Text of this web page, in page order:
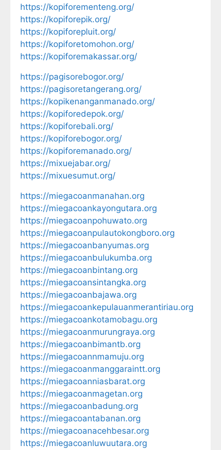
https://kopiforementeng.org/
https://kopiforepik.org/
https://kopiforepluit.org/
https://kopiforetomohon.org/
https://kopiforemakassar.org/
https://pagisorebogor.org/
https://pagisoretangerang.org/
https://kopikenanganmanado.org/
https://kopiforedepok.org/
https://kopiforebali.org/
https://kopiforebogor.org/
https://kopiforemanado.org/
https://mixuejabar.org/
https://mixuesumut.org/
https://miegacoanmanahan.org
https://miegacoankayongutara.org
https://miegacoanpohuwato.org
https://miegacoanpulautokongboro.org
https://miegacoanbanyumas.org
https://miegacoanbulukumba.org
https://miegacoanbintang.org
https://miegacoansintangka.org
https://miegacoanbajawa.org
https://miegacoankepulauanmerantiriau.org
https://miegacoankotamobagu.org
https://miegacoanmurungraya.org
https://miegacoanbimantb.org
https://miegacoannmamuju.org
https://miegacoanmanggaraintt.org
https://miegacoanniasbarat.org
https://miegacoanmagetan.org
https://miegacoanbadung.org
https://miegacoantabanan.org
https://miegacoanacehbesar.org
https://miegacoanluwuutara.org